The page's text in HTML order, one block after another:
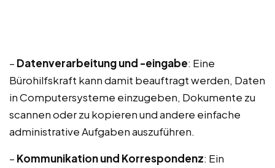
– Datenverarbeitung und -eingabe: Eine
Bürohilfskraft kann damit beauftragt werden, Daten
in Computersysteme einzugeben, Dokumente zu
scannen oder zu kopieren und andere einfache
administrative Aufgaben auszuführen.
– Kommunikation und Korrespondenz: Ein